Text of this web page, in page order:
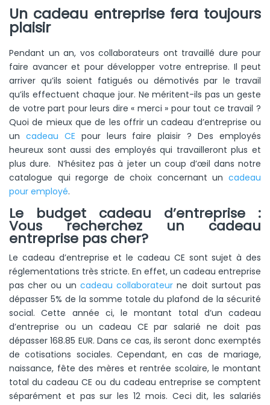
Un cadeau entreprise fera toujours
plaisir
Pendant un an, vos collaborateurs ont travaillé dure pour
faire avancer et pour développer votre entreprise. Il peut
arriver qu’ils soient fatigués ou démotivés par le travail
qu’ils effectuent chaque jour. Ne méritent-ils pas un geste
de votre part pour leurs dire « merci » pour tout ce travail ?
Quoi de mieux que de les offrir un cadeau d’entreprise ou
un cadeau CE pour leurs faire plaisir ? Des employés
heureux sont aussi des employés qui travailleront plus et
plus dure. N’hésitez pas à jeter un coup d’œil dans notre
catalogue qui regorge de choix concernant un cadeau
pour employé.
Le budget cadeau d’entreprise :
Vous recherchez un cadeau
entreprise pas cher?
Le cadeau d’entreprise et le cadeau CE sont sujet à des
réglementations très stricte. En effet, un cadeau entreprise
pas cher ou un cadeau collaborateur ne doit surtout pas
dépasser 5% de la somme totale du plafond de la sécurité
social. Cette année ci, le montant total d’un cadeau
d’entreprise ou un cadeau CE par salarié ne doit pas
dépasser 168.85 EUR. Dans ce cas, ils seront donc exemptés
de cotisations sociales. Cependant, en cas de mariage,
naissance, fête des mères et rentrée scolaire, le montant
total du cadeau CE ou du cadeau entreprise se comptent
séparément et pas sur les 12 mois. Ceci dit, les salariés